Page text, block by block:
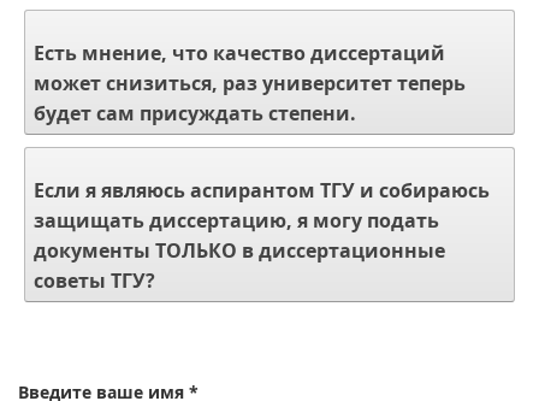
Есть мнение, что качество диссертаций
может снизиться, раз университет теперь
будет сам присуждать степени.
Если я являюсь аспирантом ТГУ и собираюсь
защищать диссертацию, я могу подать
документы ТОЛЬКО в диссертационные
советы ТГУ?
Введите ваше имя *